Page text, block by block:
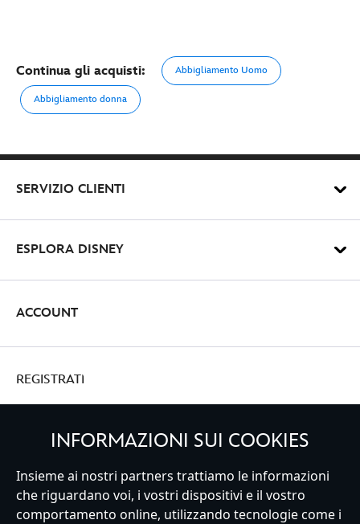
Continua gli acquisti: Abbigliamento Uomo
Abbigliamento donna
SERVIZIO CLIENTI
ESPLORA DISNEY
ACCOUNT
REGISTRATI
Italy
INFORMAZIONI SUI COOKIES
Insieme ai nostri partners trattiamo le informazioni
che riguardano voi, i vostri dispositivi e il vostro
comportamento online, utilizzando tecnologie come i